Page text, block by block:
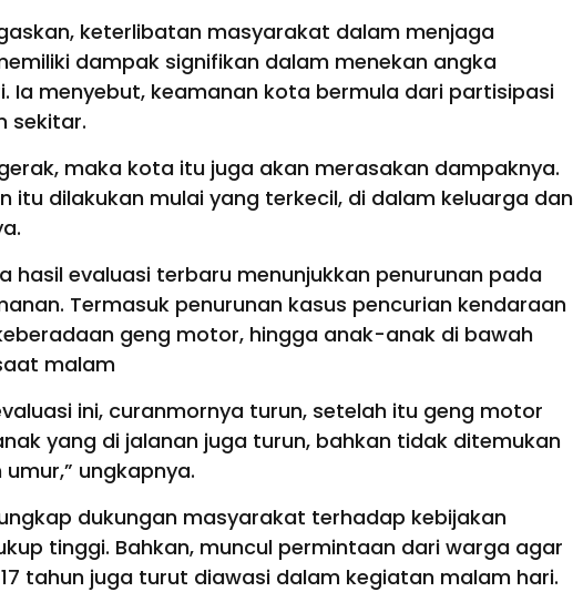
keterlibatan masyarakat dalam menjaga
dampak signifikan dalam menekan angka
Ia menyebut, keamanan kota bermula dari partisipasi
sekitar.
maka kota itu juga akan merasakan dampaknya.
itu dilakukan mulai yang terkecil, di dalam keluarga dan
hasil evaluasi terbaru menunjukkan penurunan pada
Termasuk penurunan kasus pencurian kendaraan
geng motor, hingga anak-anak di bawah
malam
ini, curanmornya turun, setelah itu geng motor
yang di jalanan juga turun, bahkan tidak ditemukan
ungkapnya.
dukungan masyarakat terhadap kebijakan
tinggi. Bahkan, muncul permintaan dari warga agar
tahun juga turut diawasi dalam kegiatan malam hari.